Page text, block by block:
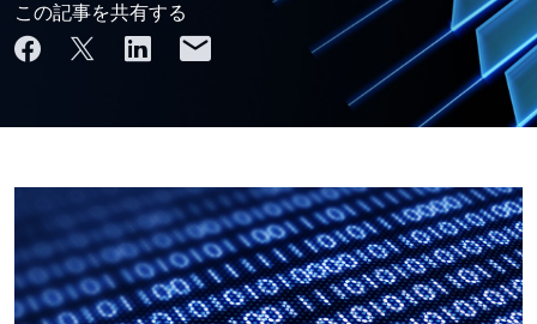
この記事を共有する